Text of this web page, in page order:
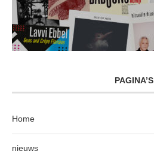
PAGINA’S
Home
nieuws